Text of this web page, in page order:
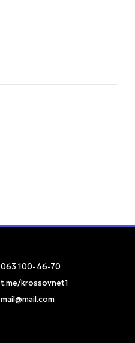
063 100-46-70
t.me/krossovnet1
mail@mail.com